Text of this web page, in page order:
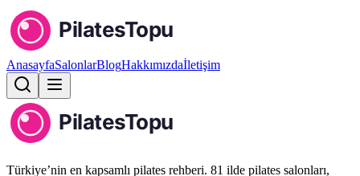
AnasayfaSalonlarBlogHakkımızdaİletişim
Türkiye’nin en kapsamlı pilates rehberi. 81 ilde pilates salonları,